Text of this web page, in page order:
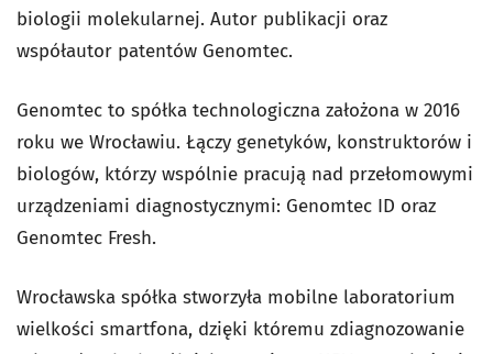
biologii molekularnej. Autor publikacji oraz
współautor patentów Genomtec.
Genomtec to spółka technologiczna założona w 2016
roku we Wrocławiu. Łączy genetyków, konstruktorów i
biologów, którzy wspólnie pracują nad przełomowymi
urządzeniami diagnostycznymi: Genomtec ID oraz
Genomtec Fresh.
Wrocławska spółka stworzyła mobilne laboratorium
wielkości smartfona, dzięki któremu zdiagnozowanie